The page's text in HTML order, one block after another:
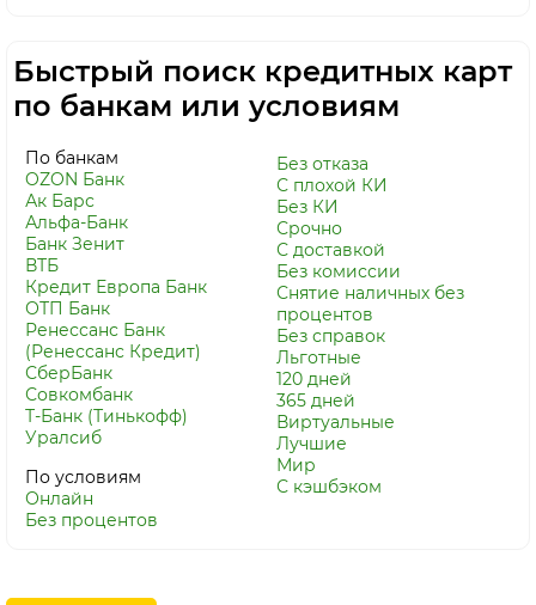
Быстрый поиск кредитных карт
по банкам или условиям
По банкам
OZON Банк
Ак Барс
Альфа-Банк
Банк Зенит
ВТБ
Кредит Европа Банк
ОТП Банк
Ренессанс Банк
(Ренессанс Кредит)
СберБанк
Совкомбанк
Т-Банк (Тинькофф)
Уралсиб
По условиям
Онлайн
Без процентов
Без отказа
С плохой КИ
Без КИ
Срочно
С доставкой
Без комиссии
Снятие наличных без
процентов
Без справок
Льготные
120 дней
365 дней
Виртуальные
Лучшие
Мир
С кэшбэком